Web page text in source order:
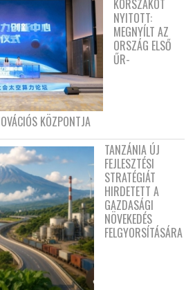
KORSZAKOT
NYITOTT:
MEGNYÍLT AZ
ORSZÁG ELSŐ
ŰR-
KÖZPONTJA
TANZÁNIA ÚJ
FEJLESZTÉSI
STRATÉGIÁT
HIRDETETT A
GAZDASÁGI
NÖVEKEDÉS
FELGYORSÍTÁSÁRA